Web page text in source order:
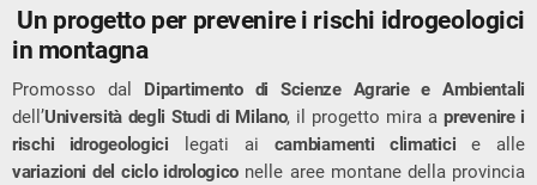
Un progetto per prevenire i rischi idrogeologici
in montagna
Promosso dal
Dipartimento di Scienze Agrarie e Ambientali
dell’Università degli Studi di Milano, il progetto mira aprevenire i
rischi idrogeologici legati ai cambiamenti climatici e alle
variazioni del ciclo idrologico nelle aree montane della provincia